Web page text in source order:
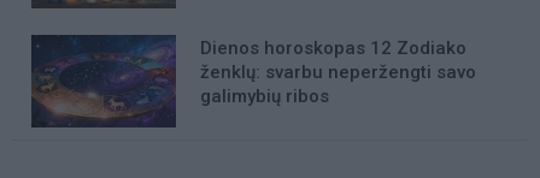
Dienos horoskopas 12 Zodiako
ženklų: svarbu neperžengti savo
galimybių ribos